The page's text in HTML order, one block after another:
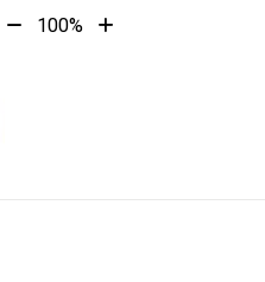
Tekst100%
Tekst